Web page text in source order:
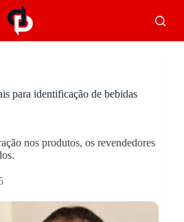
para identificação de bebidas
nos produtos, os revendedores